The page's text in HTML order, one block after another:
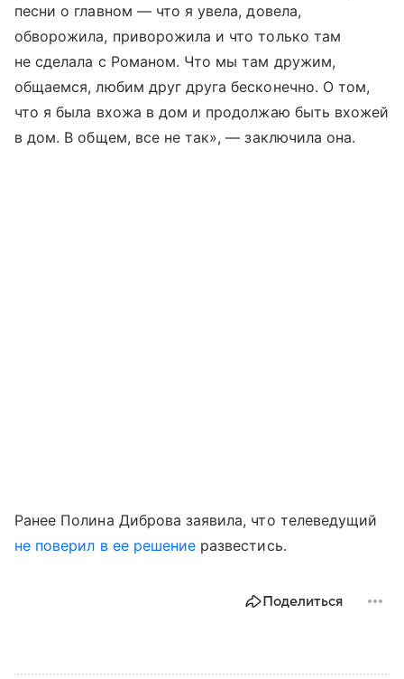
песни о главном — что я увела, довела,
обворожила, приворожила и что только там
не сделала с Романом. Что мы там дружим,
общаемся, любим друг друга бесконечно. О том,
что я была вхожа в дом и продолжаю быть вхожей
в дом. В общем, все не так», — заключила она.
Ранее Полина Диброва заявила, что телеведущий
не поверил в ее решение развестись.
Поделиться